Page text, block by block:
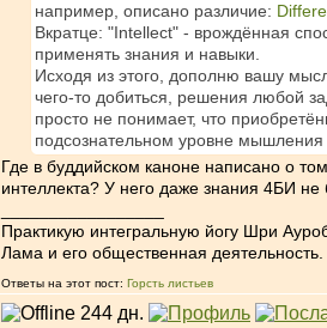
например, описано различие:
Вкратце: "Intellect" - врождённая
применять знания и навыки.
Исходя из этого, дополню вашу
чего-то добиться, решения любой
просто не понимает, что
подсознательном уровне
Где в буддийском каноне написано о
интеллекта? У него даже знания 4БИ
Практикую интегральную йогу Шри
Лама и его общественная деятельность.
Ответы на этот пост: Горсть листьев